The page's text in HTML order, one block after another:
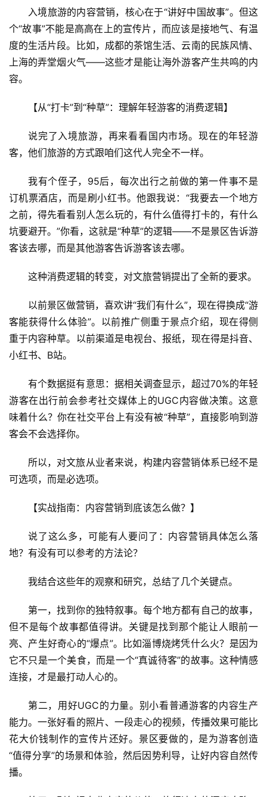
首
页
景
区
文
旅
融
入境旅游的内容营销，核心在于“讲好中国故事”。但这
个“故事”不能是高高在上的宣传片，而应该是接地气、有温
度的生活片段。比如，成都的茶馆生活、云南的民族风情、
上海的弄堂烟火气——这些才是能让海外游客产生共鸣的内
容。
【从“打卡”到“种草”：理解年轻游客的消费逻辑】
说完了入境旅游，再来看看国内市场。现在的年轻游
客，他们旅游的方式跟咱们这代人完全不一样。
我有个侄子，95后，每次出行之前做的第一件事不是
订机票酒店，而是刷小红书。他跟我说：“我要去一个地方
之前，得先看看别人怎么玩的，有什么值得打卡的，有什么
坑要避开。”你看，这就是“种草”的逻辑——不是景区告诉游
客该去哪，而是其他游客告诉游客该去哪。
这种消费逻辑的转变，对文旅营销提出了全新的要求。
以前景区做营销，喜欢讲“我们有什么”，现在得换成“游
客能获得什么体验”。以前推广侧重于景点介绍，现在得侧
重于内容种草。以前渠道是电视台、报纸，现在得是抖音、
小红书、B站。
有个数据挺有意思：据相关调查显示，超过70%的年轻
游客在出行前会参考社交媒体上的UGC内容做决策。这意
味着什么？你在社交平台上有没有被“种草”，直接影响到游
客会不会选择你。
所以，对文旅从业者来说，构建内容营销体系已经不是
可选项，而是必选项。
【实战指南：内容营销到底该怎么做？】
说了这么多，可能有人要问了：内容营销具体怎么落
地？有没有可以参考的方法论？
我结合这些年的观察和研究，总结了几个关键点。
第一，找到你的独特叙事。每个地方都有自己的故事，
但不是每个故事都值得讲。关键是找到那个能让人眼前一
亮、产生好奇心的“爆点”。比如淄博烧烤凭什么火？是因为
它不只是一个美食，而是一个“真诚待客”的故事。这种情感
连接，才是最打动人心的。
第二，用好UGC的力量。别小看普通游客的内容生产
能力。一张好看的照片、一段走心的视频，传播效果可能比
花大价钱制作的宣传片还好。景区要做的，是为游客创造
“值得分享”的场景和体验，然后因势利导，让好内容自然传
播。